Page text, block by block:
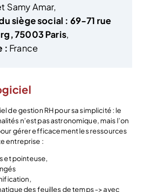
Samy Amar,
siège social : 69-71 rue
75003 Paris,
: France
de gestion RH pour sa simplicité : le
n’est pas astronomique, mais l’on
gérer efficacement les ressources
entreprise :
et pointeuse,
des feuilles de temps -> avec